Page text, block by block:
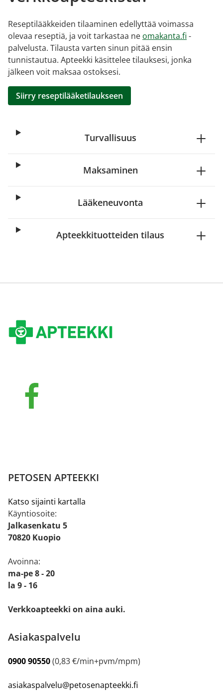
Reseptilääkkeiden tilaaminen edellyttää voimassa
olevaa reseptiä, ja voit tarkastaa ne omakanta.fi -
palvelusta. Tilausta varten sinun pitää ensin
tunnistautua. Apteekki käsittelee tilauksesi, jonka
jälkeen voit maksaa ostoksesi.
Siirry reseptilääketilaukseen
Turvallisuus
Maksaminen
Lääkeneuvonta
Apteekkituotteiden tilaus
PETOSEN APTEEKKI
Katso sijainti kartalla
Käyntiosoite:
Jalkasenkatu 5
70820 Kuopio
Avoinna:
ma-pe 8 - 20
la 9 - 16
Verkkoapteekki on aina auki.
Asiakaspalvelu
0900 90550(0,83 €/min+pvm/mpm)
asiakaspalvelu@petosenapteekki.fi